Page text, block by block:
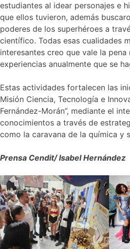
estudiantes al idear personajes e
que ellos tuvieron, además
poderes de los superhéroes a
científico. Todas esas cualidades
interesantes creo que vale la pena
experiencias anualmente que se
Estas actividades fortalecen las
Misión Ciencia, Tecnología e
Fernández-Morán”, mediante el
conocimientos a través de
como la caravana de la química y
Prensa Cendit/ Isabel Hernández